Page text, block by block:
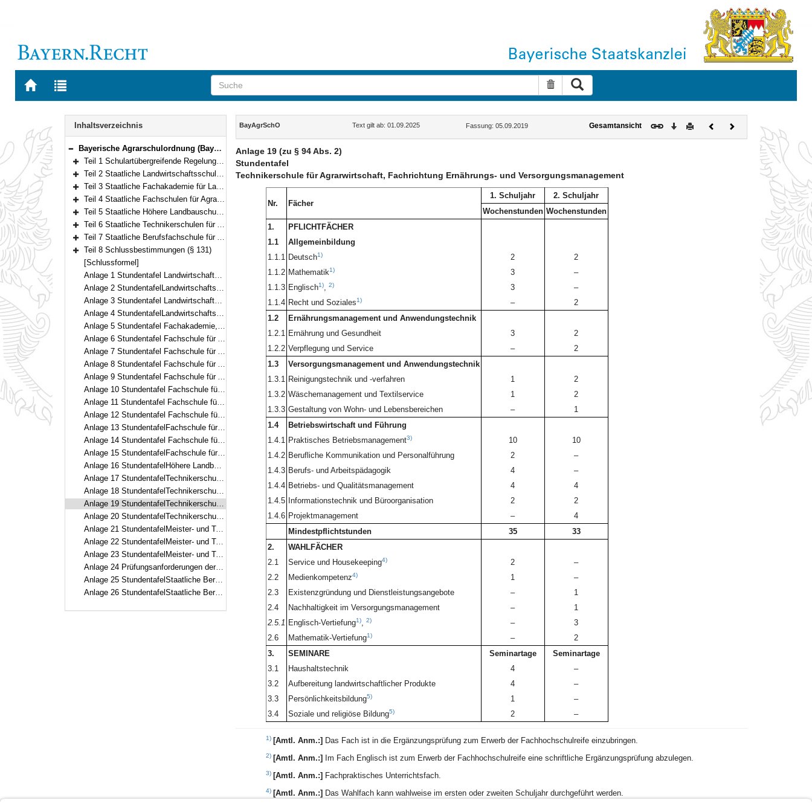
Zur
BAYERN.RECHT
Zur
letzten
Suche zurücksetzen
Navigation
Inhaltsverzeichnis
Bereich reduzieren
Bayerische Agrarschulordnung (BayAgrSchO) Vom 5. September 2019 (GVBl. S. 564) BayRS 7803-1-L (§§ 1–131)
Bereich erweitern
Teil 1 Schulartübergreifende Regelungen (§§ 1–25)
Bereich erweitern
Teil 2 Staatliche Landwirtschaftsschulen (§§ 26–43)
Bereich erweitern
Teil 3 Staatliche Fachakademie für Landwirtschaft (§§ 44–61)
Bereich erweitern
Teil 4 Staatliche Fachschulen für Agrarwirtschaft (§§ 62–77)
Bereich erweitern
Teil 5 Staatliche Höhere Landbauschulen (§§ 78–91)
Bereich erweitern
Teil 6 Staatliche Technikerschulen für Agrarwirtschaft, für Waldwirtschaft sowie Staatliche Meister- und Technikerschule für Weinbau und Gartenbau (§§ 92–113)
Bereich erweitern
Teil 7 Staatliche Berufsfachschule für Agrartechnische Assistentinnen und Assistenten (§§ 114–130)
Bereich erweitern
Teil 8 Schlussbestimmungen (§ 131)
[Schlussformel]
Anlage 1 Stundentafel Landwirtschaftsschule, Abteilung Landwirtschaft, dreisemestrig
Anlage 2 StundentafelLandwirtschaftsschule, Abteilung Hauswirtschaft, dreisemestrig in berufsbegleitender Teilzeitform– Fachschule für hauswirtschaftliche Betriebsführung –
Anlage 3 Stundentafel Landwirtschaftsschule, Abteilung Hauswirtschaft, zweisemestrig
Anlage 4 StundentafelLandwirtschaftsschule, Abteilung Hauswirtschaft, einsemestrig– Fachschule für Ernährung und Haushaltsführung –
Anlage 5 Stundentafel Fachakademie, Fachrichtung Ernährungs- und Versorgungsmanagement
Anlage 6 Stundentafel Fachschule für Agarwirtschaft, Fachrichtung Garten- und Landschaftsbau, zweisemestrig
Anlage 7 Stundentafel Fachschule für Agrarwirtschaft, Fachrichtung Garten- und Landschaftsbau, dreisemestrig
Anlage 8 Stundentafel Fachschule für Agrarwirtschaft, Fachrichtung Garten- und Landschaftsbau, Fachgebiet Management und Gestaltung
Anlage 9 Stundentafel Fachschule für Agrarwirtschaft, Fachrichtung Garten- und Landschaftsbau, zweisemestrig mit E-learning-Phasen
Anlage 10 Stundentafel Fachschule für Agrarwirtschaft, Fachrichtung Gartenbau, Fachgebiet Zierpflanzenbau/Management und Gestaltung
Anlage 11 Stundentafel Fachschule für Agrarwirtschaft, Fachrichtung Gartenbau, Fachgebiet Staudengärtnerei/Management und Gestaltung
Anlage 12 Stundentafel Fachschule für Agrarwirtschaft, Fachrichtung Gartenbau, Fachgebiet Gemüsebau
Anlage 13 StundentafelFachschule für Agrarwirtschaft, Fachrichtung ökologischer Landbau
Anlage 14 Stundentafel Fachschule für Agrarwirtschaft, Fachrichtung Milchwirtschaft und Molkereiwesen
Anlage 15 StundentafelFachschule für Agrarwirtschaft, Fachrichtung Milchwirtschaftliches Laborwesen
Anlage 16 StundentafelHöhere Landbauschulen
Anlage 17 StundentafelTechnikerschule für Agrarwirtschaft, Fachrichtung Landwirtschaft
Anlage 18 StundentafelTechnikerschule für Agrarwirtschaft, Fachrichtung Milchwirtschaft und Molkereiwesen
Anlage 19 StundentafelTechnikerschule für Agrarwirtschaft, Fachrichtung Ernährungs- und Versorgungsmanagement
Anlage 20 StundentafelTechnikerschule für Waldwirtschaft
Anlage 21 StundentafelMeister- und Technikerschule für Weinbau und Gartenbau, Fachrichtung Gartenbau Schwerpunkt Zierpflanzenbau und Baumschule
Anlage 22 StundentafelMeister- und Technikerschule für Weinbau und Gartenbau, Fachrichtung Garten- und Landschaftsbau
Anlage 23 StundentafelMeister- und Technikerschule für Weinbau und Gartenbau, Fachrichtung Weinbau und Oenologie
Anlage 24 Prüfungsanforderungen der Wirtschafterprüfung an der Meister- und Technikerschule für Weinbau und Gartenbau
Anlage 25 StundentafelStaatliche Berufsfachschule für Agrartechnische Assistentinnen und Assistenten, Fachrichtung Lebensmittel – Pflanze – Umwelt
Anlage 26 StundentafelStaatliche Berufsfachschule für Agrartechnische Assistentinnen und Assistenten, Fachrichtung Biotechnologie
Inhalt
BayAgrSchO Text gilt ab: 01.09.2025 Fassung: 05.09.2019 Gesamtansicht Download
DruckenVorherigesNächstes
Dokument
Anlage 19 (zu § 94 Abs. 2)
Stundentafel
Technikerschule für Agrarwirtschaft, Fachrichtung Ernährungs- und Versorgungsmanagement
Nr. Fächer
1. Schuljahr
2. Schuljahr
Wochenstunden Wochenstunden
1.
PFLICHTFÄCHER
1.1
Allgemeinbildung
1.1.1 Deutsch1) 2
2
1.1.2 Mathematik1) 3
–
1.1.3 Englisch1), 2) 3
–
1.1.4 Recht und Soziales1) –
2
1.2
Ernährungsmanagement und Anwendungstechnik
1.2.1 Ernährung und Gesundheit 3
2
1.2.2 Verpflegung und Service –
2
1.3
Versorgungsmanagement und Anwendungstechnik
1.3.1 Reinigungstechnik und -verfahren 1
2
1.3.2 Wäschemanagement und Textilservice 1
2
1.3.3 Gestaltung von Wohn- und Lebensbereichen –
1
1.4
Betriebswirtschaft und Führung
1.4.1 Praktisches Betriebsmanagement3) 10
10
1.4.2 Berufliche Kommunikation und Personalführung 2
–
1.4.3 Berufs- und Arbeitspädagogik 4
–
1.4.4 Betriebs- und Qualitätsmanagement 4
4
1.4.5
Informationstechnik und Büroorganisation 2
2
1.4.6 Projektmanagement –
4
Mindestpflichtstunden
35
33
2.
WAHLFÄCHER
2.1
Service und Housekeeping4) 2
–
2.2
Medienkompetenz4) 1
–
2.3
Existenzgründung und Dienstleistungsangebote –
1
2.4
Nachhaltigkeit im Versorgungsmanagement –
1
2.5.1 Englisch-Vertiefung1), 2) –
3
2.6
Mathematik-Vertiefung1) –
2
3.
SEMINARE Seminartage
Seminartage
3.1
Haushaltstechnik 4
–
3.2
Aufbereitung landwirtschaftlicher Produkte 4
–
3.3
Persönlichkeitsbildung5) 1
–
3.4
Soziale und religiöse Bildung5) 2 –
1) [Amtl. Anm.:] Das Fach ist in die Ergänzungsprüfung zum Erwerb der Fachhochschulreife einzubringen.
2) [Amtl. Anm.:] Im Fach Englisch ist zum Erwerb der Fachhochschulreife eine schriftliche Ergänzungsprüfung abzulegen.
3) [Amtl. Anm.:] Fachpraktisches Unterrichtsfach.
4) [Amtl. Anm.:] Das Wahlfach kann wahlweise im ersten oder zweiten Schuljahr durchgeführt werden.